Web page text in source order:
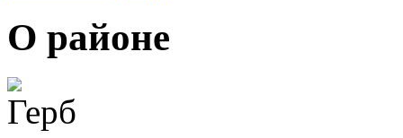
О районе